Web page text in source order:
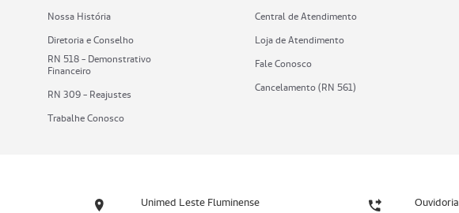
Nossa História
Diretoria e Conselho
RN 518 - Demonstrativo
Financeiro
RN 309 - Reajustes
Trabalhe Conosco
Central de Atendimento
Loja de Atendimento
Fale Conosco
Cancelamento (RN 561)
Unimed Leste Fluminense Ouvidoria